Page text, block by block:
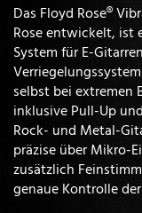
Das Floyd Rose®
Rose entwickelt, ist
System für E-
selbst bei extremen
inklusive Pull-Up
Rock- und Metal-
präzise über Mikro-
zusätzlich
genaue Kontrolle